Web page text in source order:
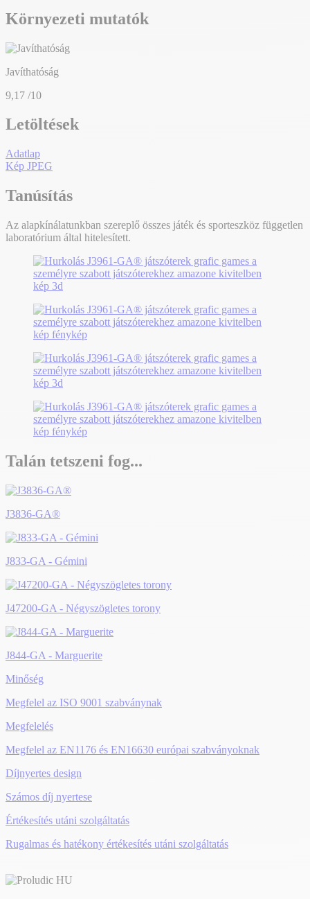
Környezeti mutatók
Javíthatóság
9,17 /10
Letöltések
Adatlap
Kép JPEG
Tanúsítás
Az alapkínálatunkban szereplő összes játék és sporteszköz független
laboratórium által hitelesített.
Talán tetszeni fog...
J3836-GA®
J833-GA - Gémini
J47200-GA - Négyszögletes torony
J844-GA - Marguerite
Minőség
Megfelel az ISO 9001 szabványnak
Megfelelés
Megfelel az EN1176 és EN16630 európai szabványoknak
Díjnyertes design
Számos díj nyertese
Értékesítés utáni szolgáltatás
Rugalmas és hatékony értékesítés utáni szolgáltatás